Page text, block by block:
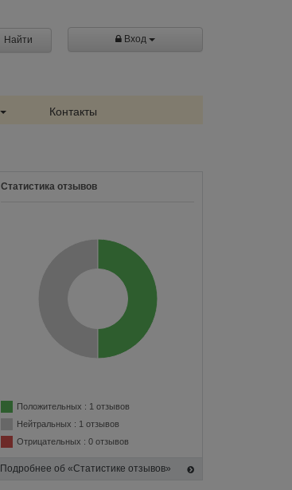
Найти Вход
Контакты
Статистика отзывов
Положительных : 1 отзывов
Нейтральных : 1 отзывов
Отрицательных : 0 отзывов
Подробнее об «Статистике отзывов»